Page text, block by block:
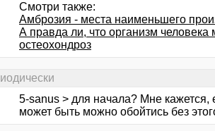
Смотри также:
Амброзия - места наименьшего
А правда ли, что организм
остеохондроз
5-sanus > для начала? Мне кажется,
может быть можно обойтись без